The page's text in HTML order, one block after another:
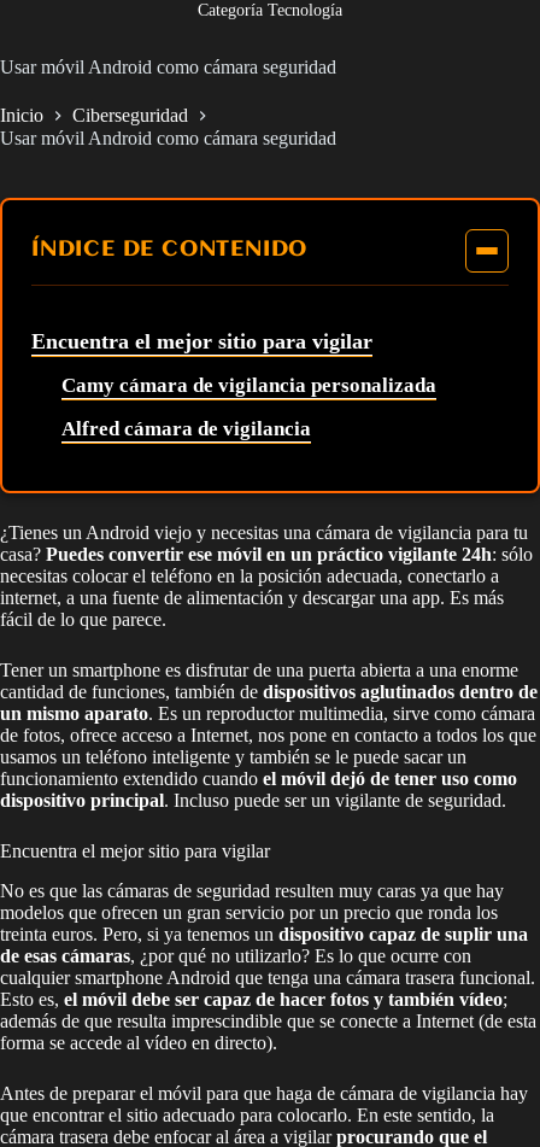
Categoría Tecnología
Usar móvil Android como cámara seguridad
Inicio
Ciberseguridad
Usar móvil Android como cámara seguridad
ÍNDICE DE CONTENIDO
Encuentra el mejor sitio para vigilar
Camy cámara de vigilancia personalizada
Alfred cámara de vigilancia
¿Tienes un Android viejo y necesitas una cámara de vigilancia para tu
casa? Puedes convertir ese móvil en un práctico vigilante 24h: sólo
necesitas colocar el teléfono en la posición adecuada, conectarlo a
internet, a una fuente de alimentación y descargar una app. Es más
fácil de lo que parece.
Tener un smartphone es disfrutar de una puerta abierta a una enorme
cantidad de funciones, también de dispositivos aglutinados dentro de
un mismo aparato. Es un reproductor multimedia, sirve como cámara
de fotos, ofrece acceso a Internet, nos pone en contacto a todos los que
usamos un teléfono inteligente y también se le puede sacar un
funcionamiento extendido cuando el móvil dejó de tener uso como
dispositivo principal. Incluso puede ser un vigilante de seguridad.
Encuentra el mejor sitio para vigilar
No es que las cámaras de seguridad resulten muy caras ya que hay
modelos que ofrecen un gran servicio por un precio que ronda los
treinta euros. Pero, si ya tenemos un dispositivo capaz de suplir una
de esas cámaras, ¿por qué no utilizarlo? Es lo que ocurre con
cualquier smartphone Android que tenga una cámara trasera funcional.
Esto es, el móvil debe ser capaz de hacer fotos y también vídeo;
además de que resulta imprescindible que se conecte a Internet (de esta
forma se accede al vídeo en directo).
Antes de preparar el móvil para que haga de cámara de vigilancia hay
que encontrar el sitio adecuado para colocarlo. En este sentido, la
cámara trasera debe enfocar al área a vigilarprocurando que el